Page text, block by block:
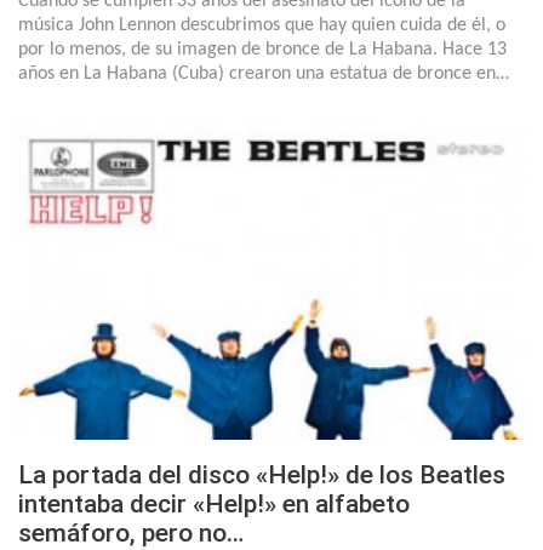
música John Lennon descubrimos que hay quien cuida de él, o
por lo menos, de su imagen de bronce de La Habana. Hace 13
años en La Habana (Cuba) crearon una estatua de bronce en…
La portada del disco «Help!» de los Beatles
intentaba decir «Help!» en alfabeto
semáforo, pero no…